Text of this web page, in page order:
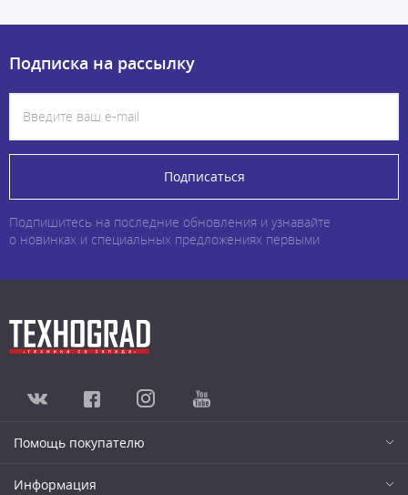
Подписка на рассылку
Подписаться
Подпишитесь на последние обновления и узнавайте
о новинках и специальных предложениях первыми
Помощь покупателю
Информация